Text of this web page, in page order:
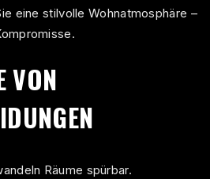
eine stilvolle Wohnatmosphäre –
VON
Räume spürbar.